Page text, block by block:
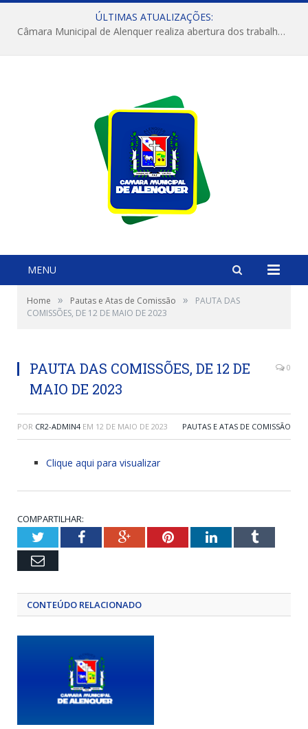
ÚLTIMAS ATUALIZAÇÕES:
Câmara Municipal de Alenquer realiza abertura dos trabalhos do 4º Período Legislativo
MENU
Home » Pautas e Atas de Comissão »
PAUTA DAS
COMISSÕES, DE 12 DE MAIO DE 2023
PAUTA DAS COMISSÕES, DE 12 DE
MAIO DE 2023
0
POR CR2-ADMIN4 EM 12 DE MAIO DE 2023 PAUTAS E ATAS DE COMISSÃO
Clique aqui para visualizar
COMPARTILHAR:
TwitterFacebookGoogle+PinterestLinkedInTumblr
Email
CONTEÚDO RELACIONADO